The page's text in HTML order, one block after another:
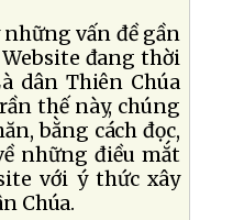
vấn đề gần
đang thời
dân Thiên Chúa
thế này, chúng
bằng cách đọc,
những điều mắt
với ý thức xây
Chúa.